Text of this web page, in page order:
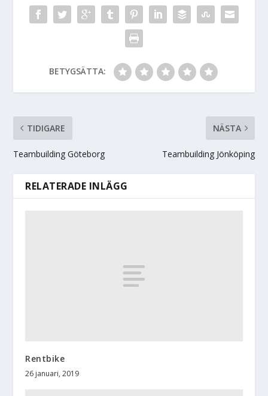
BETYGSÄTTA:
TIDIGARE
Teambuilding Göteborg
NÄSTA
Teambuilding Jönköping
RELATERADE INLÄGG
Rentbike
26 januari, 2019